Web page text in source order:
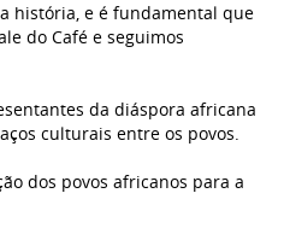
história, e é fundamental que
do Café e seguimos
da diáspora africana
culturais entre os povos.
dos povos africanos para a